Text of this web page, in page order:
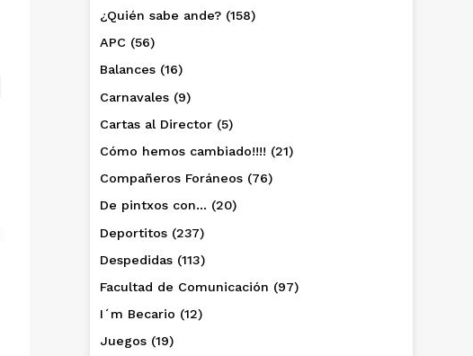
¿Quién sabe ande? (158)
APC (56)
Balances (16)
Carnavales (9)
Cartas al Director (5)
Cómo hemos cambiado!!!! (21)
Compañeros Foráneos (76)
De pintxos con… (20)
Deportitos (237)
Despedidas (113)
Facultad de Comunicación (97)
I´m Becario (12)
Juegos (19)